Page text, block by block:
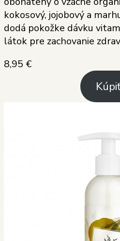
kokosový, jojobový a
dodá pokožke dávku
látok pre zachovanie
8,95 €